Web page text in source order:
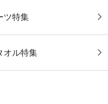
ツ特集
オル特集